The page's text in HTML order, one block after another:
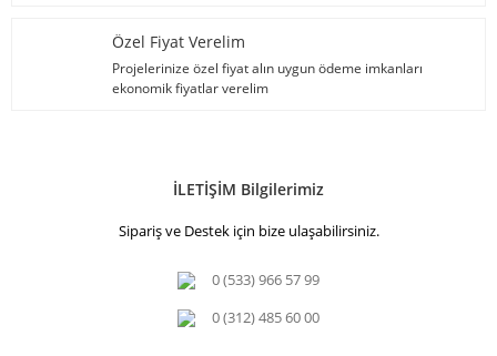
Özel Fiyat Verelim
Projelerinize özel fiyat alın uygun ödeme imkanları
ekonomik fiyatlar verelim
İLETİŞİM Bilgilerimiz
Sipariş ve Destek için bize ulaşabilirsiniz.
0 (533) 966 57 99
0 (312) 485 60 00